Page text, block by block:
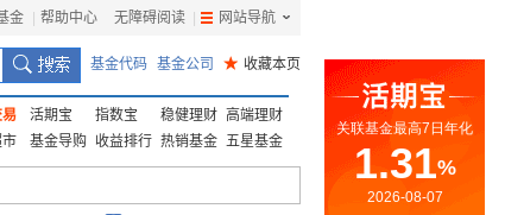
金 帮助中心 无障碍阅读 网站导航
基金代码 基金公司 ★ 收藏本页
活期宝 指数宝 稳健理财 高端理财
基金导购 收益排行 热销基金 五星基金